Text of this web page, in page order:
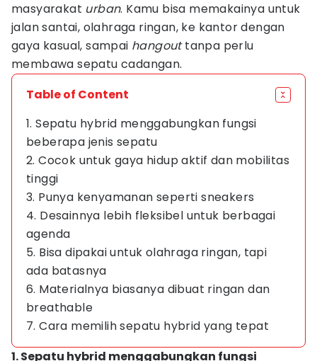
masyarakat urban. Kamu bisa memakainya untuk
jalan santai, olahraga ringan, ke kantor dengan
gaya kasual, sampai hangouttanpa perlu
membawa sepatu cadangan.
Table of Content
1. Sepatu hybrid menggabungkan fungsi
beberapa jenis sepatu
2. Cocok untuk gaya hidup aktif dan mobilitas
tinggi
3. Punya kenyamanan seperti sneakers
4. Desainnya lebih fleksibel untuk berbagai
agenda
5. Bisa dipakai untuk olahraga ringan, tapi
ada batasnya
6. Materialnya biasanya dibuat ringan dan
breathable
7. Cara memilih sepatu hybrid yang tepat
1. Sepatu hybrid menggabungkan fungsi